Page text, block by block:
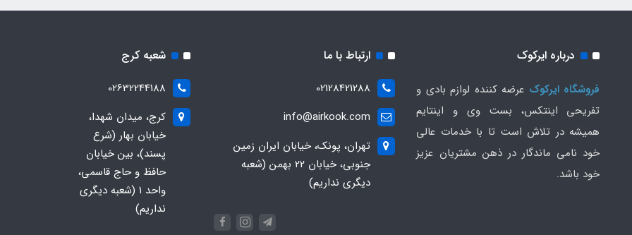
درباره ایرکوک
فروشگاه ایرکوک عرضه کننده لوازم بادی و
تفریحی اینتکس، بست وی و اینتایم
همیشه در تلاش است تا با خدمات عالی
خود نامی ماندگار در ذهن مشتریان عزیز
خود باشد.
ارتباط با ما
02128421288
info@airkook.com
تهران، پونک، خیابان ایران زمین
جنوبی، خیابان 22 بهمن (شعبه
دیگری نداریم)
شعبه کرج
02632244188
کرج، میدان شهدا،
خیابان بهار (شرع
پسند)، بین خیابان
حافظ و حاج قاسمی،
واحد ۱ (شعبه دیگری
نداریم)